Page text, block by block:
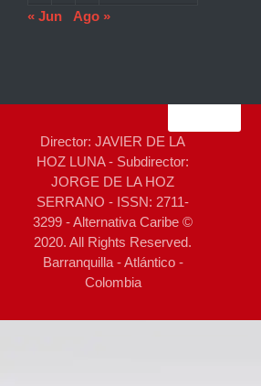
« Jun
Ago »
Director: JAVIER DE LA
HOZ LUNA - Subdirector:
JORGE DE LA HOZ
SERRANO - ISSN: 2711-
3299 - Alternativa Caribe ©
2020. All Rights Reserved.
Barranquilla - Atlántico -
Colombia